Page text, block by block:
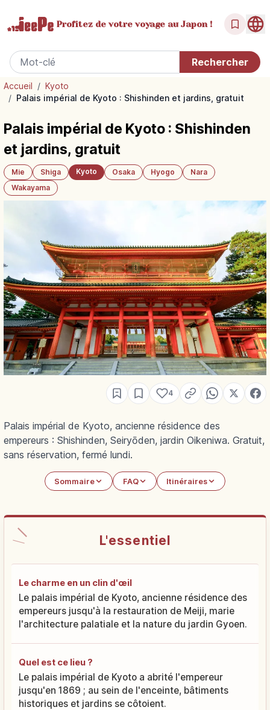
Profitez de votrevoyage au Japon !
Accueil / Kyoto
/ Palais impérial de Kyoto : Shishinden et jardins, gratuit
Palais impérial de Kyoto : Shishinden
et jardins, gratuit
Mie Shiga Kyoto Osaka Hyogo
Nara
Wakayama
4
Palais impérial de Kyoto, ancienne résidence des
empereurs : Shishinden, Seiryōden, jardin Oikeniwa. Gratuit,
sans réservation, fermé lundi.
Sommaire FAQ Itinéraires
L'essentiel
Le charme en un clin d'œil
Le palais impérial de Kyoto, ancienne résidence des
empereurs jusqu'à la restauration de Meiji, marie
l'architecture palatiale et la nature du jardin Gyoen.
Quel est ce lieu ?
Le palais impérial de Kyoto a abrité l'empereur
jusqu'en 1869 ; au sein de l'enceinte, bâtiments
historiques et jardins se côtoient.